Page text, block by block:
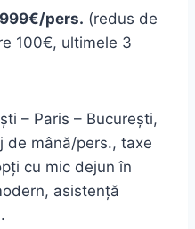
999€/pers. (redus de
100€, ultimele 3
– Paris – București,
de mână/pers., taxe
cu mic dejun în
asistență